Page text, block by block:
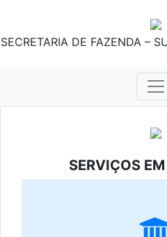
SECRETARIA DE FAZENDA –
SERVIÇOS